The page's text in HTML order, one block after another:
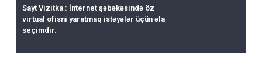
Sayt Vizitka : İnternet şəbəkəsində öz
virtual ofisni yaratmaq istəyələr üçün əla
seçimdir.